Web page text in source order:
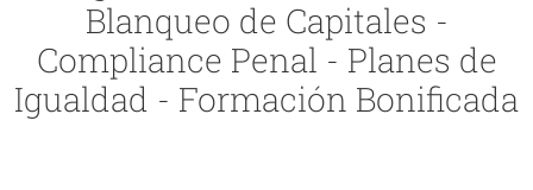
Blanqueo de Capitales -
Compliance Penal - Planes de
Igualdad - Formación Bonificada